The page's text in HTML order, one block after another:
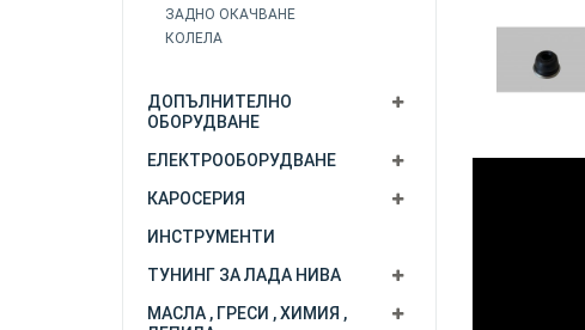
ЗАДНО ОКАЧВАНЕ
КОЛЕЛА
ДОПЪЛНИТЕЛНО
ОБОРУДВАНЕ
ЕЛЕКТРООБОРУДВАНЕ
КАРОСЕРИЯ
ИНСТРУМЕНТИ
ТУНИНГ ЗА ЛАДА НИВА
МАСЛА , ГРЕСИ , ХИМИЯ ,